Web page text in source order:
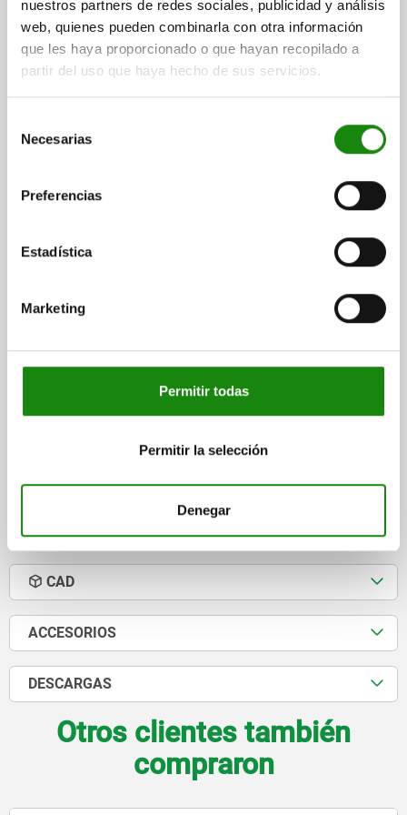
nuestros partners de redes sociales, publicidad y análisis
web, quienes pueden combinarla con otra información
que les haya proporcionado o que hayan recopilado a
partir del uso que haya hecho de sus servicios.
Necesarias
Preferencias
Estadística
Marketing
Permitir todas
Permitir la selección
Denegar
Descripción
Junta tórica de goma (NBR), 70 Shore.
Varilla de nivel de aceite fosfatada.
INDICACIÓN SOBRE EL DIBUJO
1) Junta tórica
CAD
ACCESORIOS
DESCARGAS
Otros clientes también
compraron